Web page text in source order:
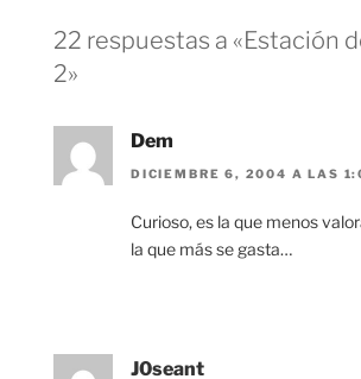
22 respuestas a «Estación
2»
Dem
DICIEMBRE 6, 2004 A LAS
Curioso, es la que menos
la que más se gasta…
J0seant